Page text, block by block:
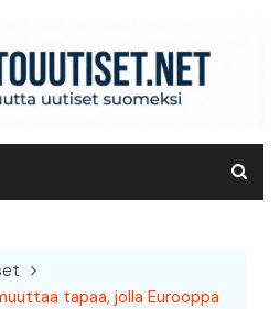
tapaa, jolla Eurooppa